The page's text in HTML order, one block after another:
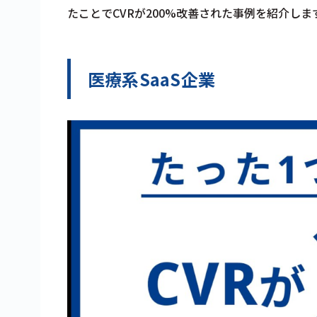
たことでCVRが200%改善された事例を紹介しま
医療系SaaS企業